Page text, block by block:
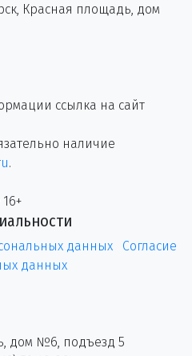
Красная площадь, дом
ссылка на сайт
наличие
.
данных
Согласие
данных
дом №6, подъезд 5